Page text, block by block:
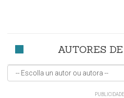
AUTORES